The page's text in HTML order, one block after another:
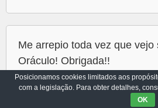
Me arrepio toda vez que vejo
Oráculo! Obrigada!!
Duda
Sonhar com Tatuagem
Posicionamos cookies limitados aos
com a legislação. Para obter detalhes,
OK